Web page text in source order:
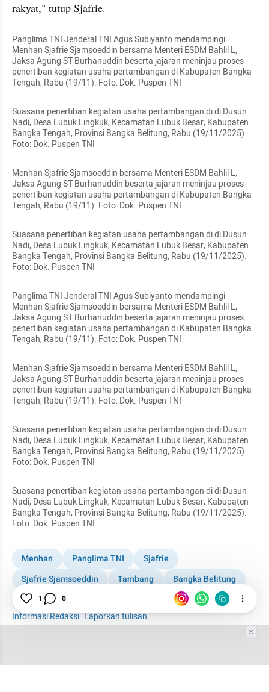
rakyat," tutup Sjafrie.
Panglima TNI Jenderal TNI Agus Subiyanto mendampingi
Menhan Sjafrie Sjamsoeddin bersama Menteri ESDM Bahlil L,
Jaksa Agung ST Burhanuddin beserta jajaran meninjau proses
penertiban kegiatan usaha pertambangan di Kabupaten Bangka
Tengah, Rabu (19/11). Foto: Dok. Puspen TNI
Suasana penertiban kegiatan usaha pertambangan di di Dusun
Nadi, Desa Lubuk Lingkuk, Kecamatan Lubuk Besar, Kabupaten
Bangka Tengah, Provinsi Bangka Belitung, Rabu (19/11/2025).
Foto: Dok. Puspen TNI
Menhan Sjafrie Sjamsoeddin bersama Menteri ESDM Bahlil L,
Jaksa Agung ST Burhanuddin beserta jajaran meninjau proses
penertiban kegiatan usaha pertambangan di Kabupaten Bangka
Tengah, Rabu (19/11). Foto: Dok. Puspen TNI
Suasana penertiban kegiatan usaha pertambangan di di Dusun
Nadi, Desa Lubuk Lingkuk, Kecamatan Lubuk Besar, Kabupaten
Bangka Tengah, Provinsi Bangka Belitung, Rabu (19/11/2025).
Foto: Dok. Puspen TNI
Panglima TNI Jenderal TNI Agus Subiyanto mendampingi
Menhan Sjafrie Sjamsoeddin bersama Menteri ESDM Bahlil L,
Jaksa Agung ST Burhanuddin beserta jajaran meninjau proses
penertiban kegiatan usaha pertambangan di Kabupaten Bangka
Tengah, Rabu (19/11). Foto: Dok. Puspen TNI
Menhan Sjafrie Sjamsoeddin bersama Menteri ESDM Bahlil L,
Jaksa Agung ST Burhanuddin beserta jajaran meninjau proses
penertiban kegiatan usaha pertambangan di Kabupaten Bangka
Tengah, Rabu (19/11). Foto: Dok. Puspen TNI
Suasana penertiban kegiatan usaha pertambangan di di Dusun
Nadi, Desa Lubuk Lingkuk, Kecamatan Lubuk Besar, Kabupaten
Bangka Tengah, Provinsi Bangka Belitung, Rabu (19/11/2025).
Foto: Dok. Puspen TNI
Suasana penertiban kegiatan usaha pertambangan di di Dusun
Nadi, Desa Lubuk Lingkuk, Kecamatan Lubuk Besar, Kabupaten
Bangka Tengah, Provinsi Bangka Belitung, Rabu (19/11/2025).
Foto: Dok. Puspen TNI
Menhan Panglima TNI
Sjafrie
Sjafrie Sjamsoeddin
Tambang
Bangka Belitung
News
Informasi Redaksi·Laporkan tulisan
1 0